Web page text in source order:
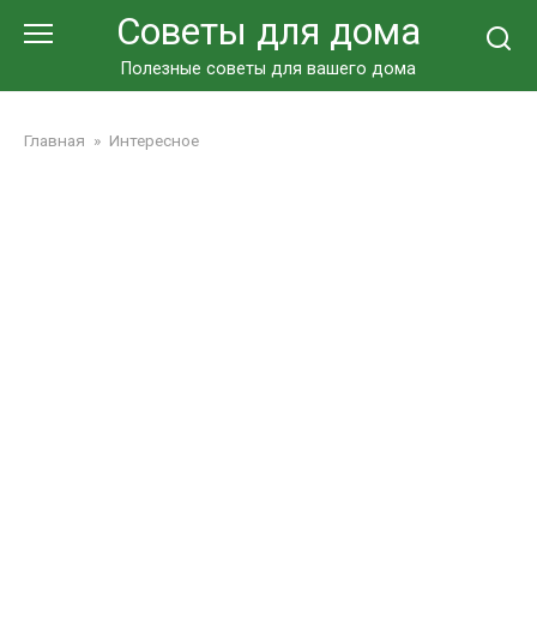
Советы для дома
Полезные советы для вашего дома
Главная » Интересное